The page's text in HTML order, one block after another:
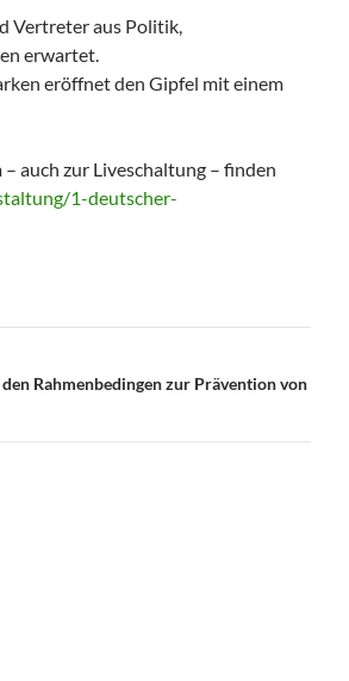
Vertreter aus Politik,
erwartet.
eröffnet den Gipfel mit einem
auch zur Liveschaltung – finden
1-deutscher-
Rahmenbedingen zur Prävention von